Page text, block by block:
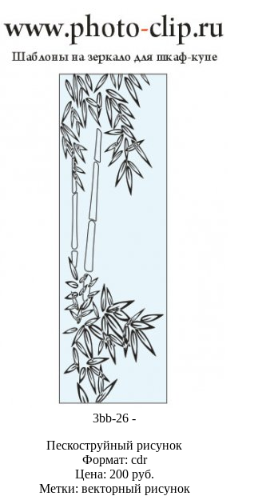
3bb-26 -
Пескоструйный рисунок
Формат: cdr
Цена: 200 руб.
Метки: векторный рисунок